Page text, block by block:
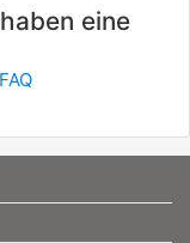
eine
FAQ